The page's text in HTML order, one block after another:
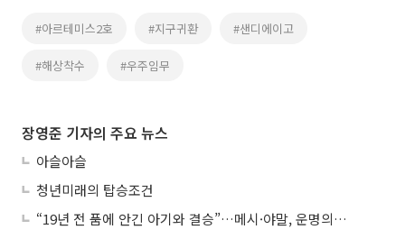
#아르테미스2호 #지구귀환 #샌디에이고
#해상착수 #우주임무
장영준 기자의 주요 뉴스
아슬아슬
청년미래의 탑승조건
“19년 전 품에 안긴 아기와 결승”…메시·야말, 운명의 왕좌 대결